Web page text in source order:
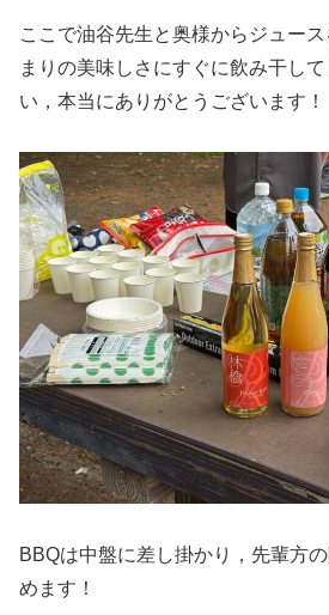
ここで油谷先生と奥様からジュー
まりの美味しさにすぐに飲み干し
い，本当にありがとうございます！
BBQは中盤に差し掛かり，先輩方
めます！